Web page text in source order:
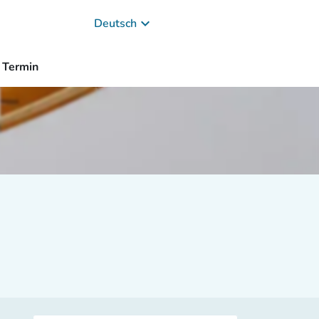
Deutsch keyboard_arrow_down
Termin